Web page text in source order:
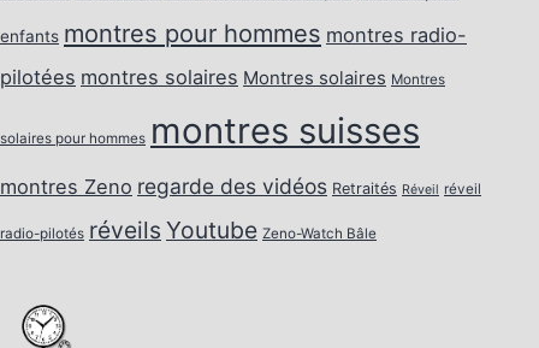
enfants montres pour hommes montres radio-
pilotées montres solaires Montres solaires Montres
solaires pour hommes montres suisses
montres Zeno regarde des vidéos Retraités Réveil réveil
radio-pilotés réveils Youtube Zeno-Watch Bâle